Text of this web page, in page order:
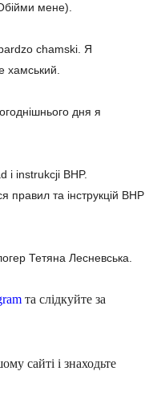
мене).
chamski. Я
хамський.
дня я
i instrukcji BHP.
правил та інструкцій BHP
Тетяна Лесневська.
та слідкуйте за
сайті і знаходьте